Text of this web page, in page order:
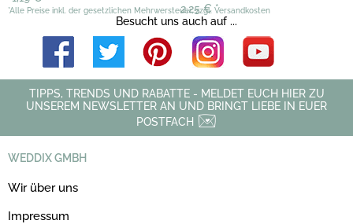
2,25 €*
*Alle Preise inkl. der gesetzlichen Mehrwersteuer, zzgl. Versandkosten
Besucht uns auch auf ...
TIPPS, TRENDS UND RABATTE - MELDET EUCH HIER ZU
UNSEREM NEWSLETTER AN UND BRINGT LIEBE IN EUER
POSTFACH
WEDDIX GMBH
Wir über uns
Impressum